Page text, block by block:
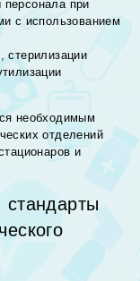
при
с использованием
стерилизации
необходимым
отделений
и
стандарты